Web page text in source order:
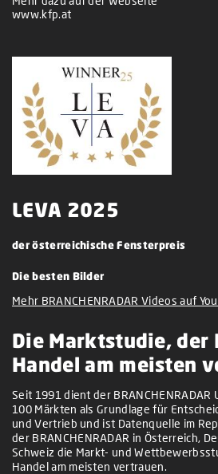
www.kfp.at
LEVA 2025
der österreichische Fensterpreis
Die besten Bilder
Mehr BRANCHENRADAR Videos auf
Die Marktstudie, der
Handel am meisten
Seit 1991 dient der BRANCHENRADAR
100 Märkten als Grundlage für
und Vertrieb und ist Datenquelle im
der BRANCHENRADAR in Österreich,
Schweiz die Markt- und
Handel am meisten vertrauen.